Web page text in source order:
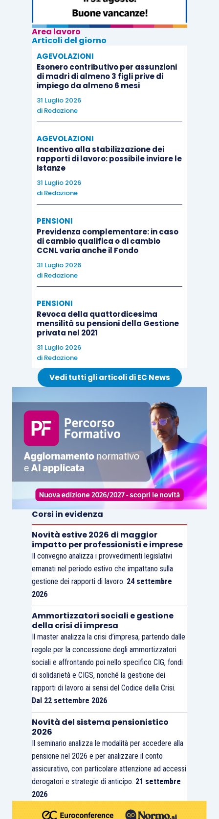
Area lavoro
Articoli del giorno
AGEVOLAZIONI
Esonero contributivo per assunzioni
di madri di almeno 3 figli prive di
impiego da almeno 6 mesi
31 Luglio 2026
di Redazione
AGEVOLAZIONI
Incentivo alla stabilizzazione dei
rapporti di lavoro: possibile inviare le
istanze
31 Luglio 2026
di Redazione
PENSIONI
Previdenza complementare: in caso
di cambio qualifica o di cambio
CCNL varia anche il Fondo
31 Luglio 2026
di Redazione
PENSIONI
Revoca della quattordicesima
mensilità su pensioni della Gestione
privata nel 2021
31 Luglio 2026
di Redazione
Vedi tutti gli articoli di EC News
Corsi in evidenza
Novità estive 2026 di maggior
impatto per professionisti e imprese
Il convegno analizza i provvedimenti legislativi
emanati nel periodo estivo che impattano sulla
gestione dei rapporti di lavoro. 24 settembre
2026
Ammortizzatori sociali e gestione
della crisi di impresa
Il master analizza la crisi d’impresa, partendo dalle
regole per la concessione degli ammortizzatori
sociali e affrontando poi nello specifico CIG, fondi
di solidarietà e CIGS, nonché la gestione dei
rapporti di lavoro ai sensi del Codice della Crisi.
Dal 22 settembre 2026
Novità del sistema pensionistico
2026
Il seminario analizza le modalità per accedere alla
pensione nel 2026 e per analizzare il conto
assicurativo, con particolare attenzione ad accessi
derogatori e strategie di anticipo. 21 settembre
2026